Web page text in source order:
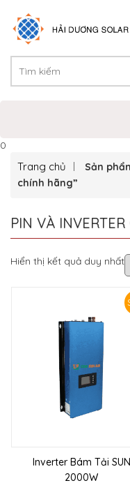
0
Trang chủ
Sản
chính hãng”
PIN VÀ
Hiển thị kết quả duy nhất
Inverter Bám Tải SUN
2000W